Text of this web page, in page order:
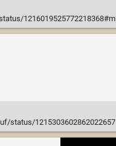
1216019525772218368#m
status/1215303602862022657